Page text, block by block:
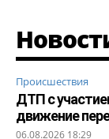
Происшествия
ДТП с
движение
06.08.2026 18:29